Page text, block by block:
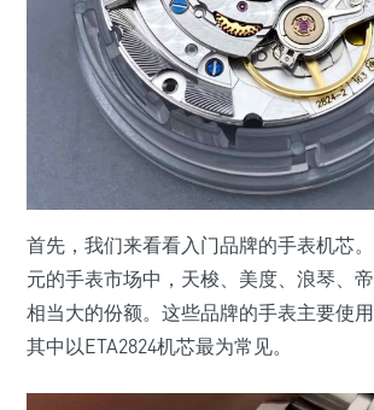
首先，我们来看看入门品牌的手表机芯
元的手表市场中，天梭、美度、浪琴、
相当大的份额。这些品牌的手表主要使用
其中以ETA2824机芯最为常见。